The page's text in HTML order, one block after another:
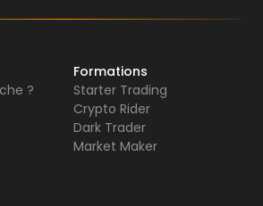
?
Formations
Starter Trading
Crypto Rider
Dark Trader
Market Maker